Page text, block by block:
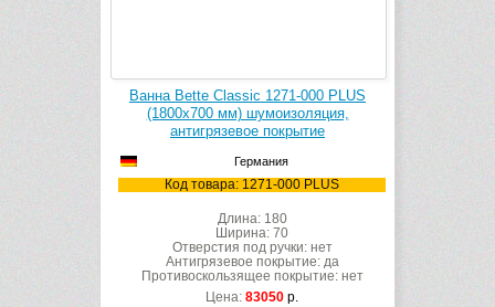
Ванна Bette Classic 1271-000 PLUS
(1800х700 мм) шумоизоляция,
антигрязевое покрытие
Германия
Код товара: 1271-000 PLUS
Длина: 180
Ширина: 70
Отверстия под ручки: нет
Антигрязевое покрытие: да
Противоскользящее покрытие: нет
Цена: 83050 р.